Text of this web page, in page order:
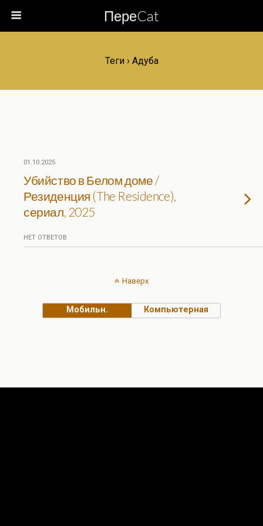
ПереCat
Теги › Адуба
01.10.2025
Убийство в Белом доме /
Резиденция (The Residence),
сериал, 2025
НЕТ ОТВЕТОВ
Наверх
Мобильн. Компьютерная